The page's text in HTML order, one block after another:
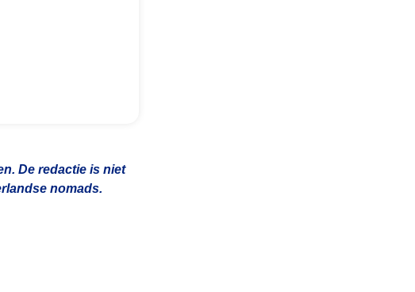
De redactie is niet
nomads.